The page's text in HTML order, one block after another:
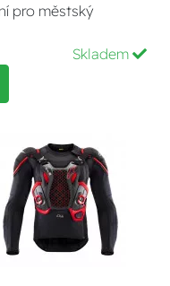
pro městský
Skladem